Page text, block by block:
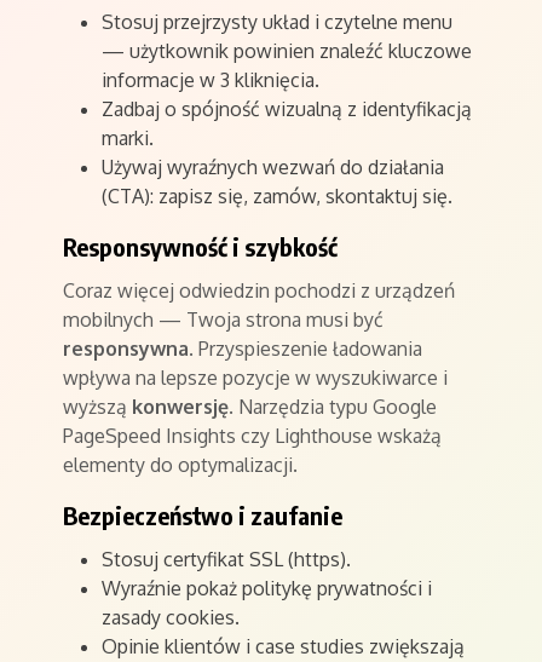
Stosuj przejrzysty układ i czytelne menu
— użytkownik powinien znaleźć kluczowe
informacje w 3 kliknięcia.
Zadbaj o spójność wizualną z identyfikacją
marki.
Używaj wyraźnych wezwań do działania
(CTA): zapisz się, zamów, skontaktuj się.
Responsywność i szybkość
Coraz więcej odwiedzin pochodzi z urządzeń
mobilnych — Twoja strona musi być
responsywna. Przyspieszenie ładowania
wpływa na lepsze pozycje w wyszukiwarce i
wyższą konwersję. Narzędzia typu Google
PageSpeed Insights czy Lighthouse wskażą
elementy do optymalizacji.
Bezpieczeństwo i zaufanie
Stosuj certyfikat SSL (https).
Wyraźnie pokaż politykę prywatności i
zasady cookies.
Opinie klientów i case studies zwiększają